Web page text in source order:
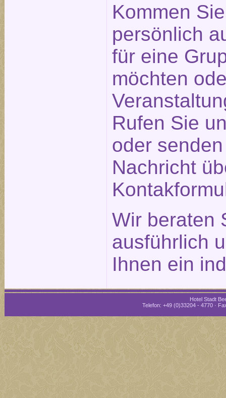
Kommen
persönlich
für eine
möchten
Rufen Sie
oder
Nachricht
Wir beraten
ausführlich
Ihnen ein
Hotel Stadt
Telefon: +49 (0)33204 - 4770 ·